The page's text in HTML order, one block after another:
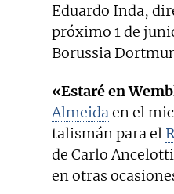
Eduardo Inda,
próximo 1 de
Borussia
«Estaré en
Almeidaen el
talismán para el
de Carlo
en otras